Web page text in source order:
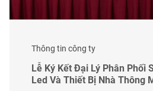
Thông tin công ty
Lễ Ký Kết Đại Lý Phân Phối
Led Và Thiết Bị Nhà Thông